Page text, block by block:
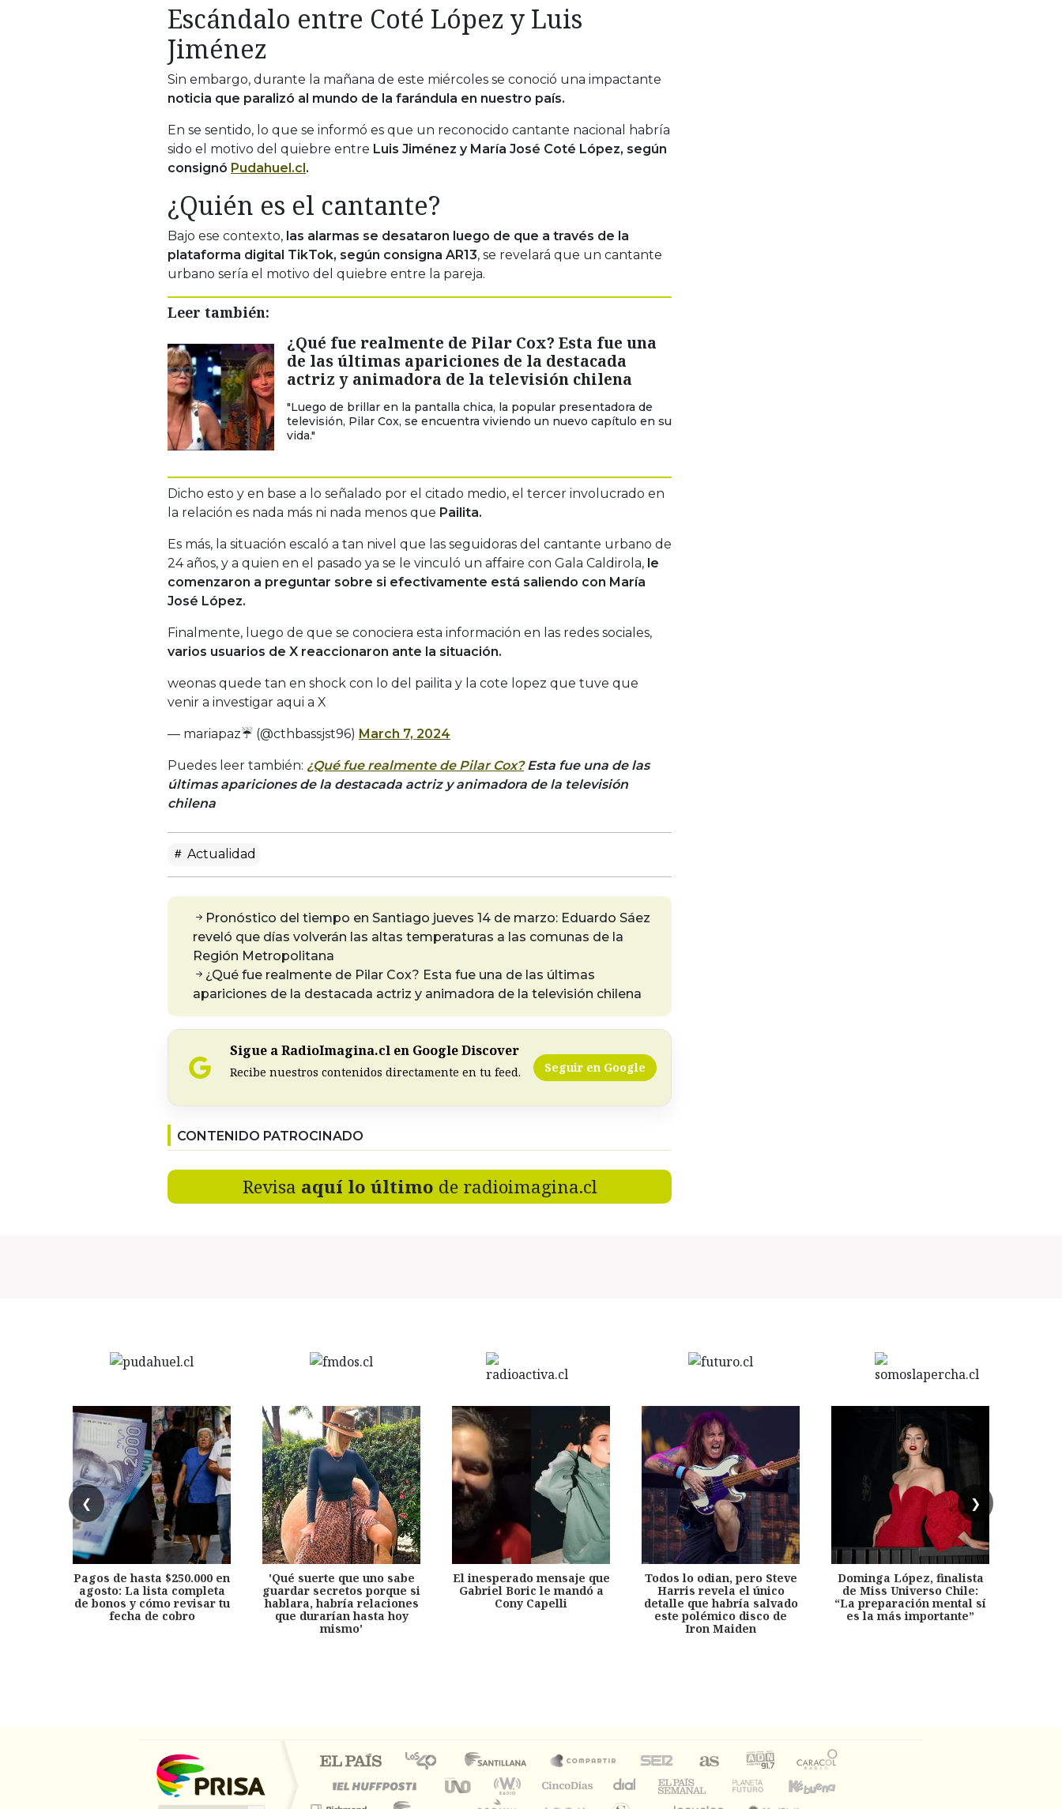
Escándalo entre Coté López y Luis
Jiménez
Sin embargo, durante la mañana de este miércoles se conoció una impactante
noticia que paralizó al mundo de la farándula en nuestro país.
En se sentido, lo que se informó es que un reconocido cantante nacional habría
sido el motivo del quiebre entre Luis Jiménez y María José Coté López, según
consignó Pudahuel.cl.
¿Quién es el cantante?
Bajo ese contexto, las alarmas se desataron luego de que a través de la
plataforma digital TikTok, según consigna AR13, se revelará que un cantante
urbano sería el motivo del quiebre entre la pareja.
Leer también:
¿Qué fue realmente de Pilar Cox? Esta fue una
de las últimas apariciones de la destacada
actriz y animadora de la televisión chilena
"Luego de brillar en la pantalla chica, la popular presentadora de
televisión, Pilar Cox, se encuentra viviendo un nuevo capítulo en su
vida."
Dicho esto y en base a lo señalado por el citado medio, el tercer involucrado en
la relación es nada más ni nada menos que Pailita.
Es más, la situación escaló a tan nivel que las seguidoras del cantante urbano de
24 años, y a quien en el pasado ya se le vinculó un affaire con Gala Caldirola, le
comenzaron a preguntar sobre si efectivamente está saliendo con María
José López.
Finalmente, luego de que se conociera esta información en las redes sociales,
varios usuarios de X reaccionaron ante la situación.
weonas quede tan en shock con lo del pailita y la cote lopez que tuve que
venir a investigar aqui a X
— mariapaz☔ (@cthbassjst96) March 7, 2024
Puedes leer también: ¿Qué fue realmente de Pilar Cox?Esta fue una de las
últimas apariciones de la destacada actriz y animadora de la televisión
chilena
Actualidad
Pronóstico del tiempo en Santiago jueves 14 de marzo: Eduardo Sáez
reveló que días volverán las altas temperaturas a las comunas de la
Región Metropolitana
¿Qué fue realmente de Pilar Cox? Esta fue una de las últimas
apariciones de la destacada actriz y animadora de la televisión chilena
Sigue a RadioImagina.cl en Google Discover
Recibe nuestros contenidos directamente en tu feed. Seguir en Google
CONTENIDO PATROCINADO
Revisa aquí lo último de radioimagina.cl
❮ ❯
Pagos de hasta $250.000 en
agosto: La lista completa
de bonos y cómo revisar tu
fecha de cobro
'Qué suerte que uno sabe
guardar secretos porque si
hablara, habría relaciones
que durarían hasta hoy
mismo'
El inesperado mensaje que
Gabriel Boric le mandó a
Cony Capelli
Todos lo odian, pero Steve
Harris revela el único
detalle que habría salvado
este polémico disco de
Iron Maiden
Dominga López, finalista
de Miss Universo Chile:
“La preparación mental sí
es la más importante”